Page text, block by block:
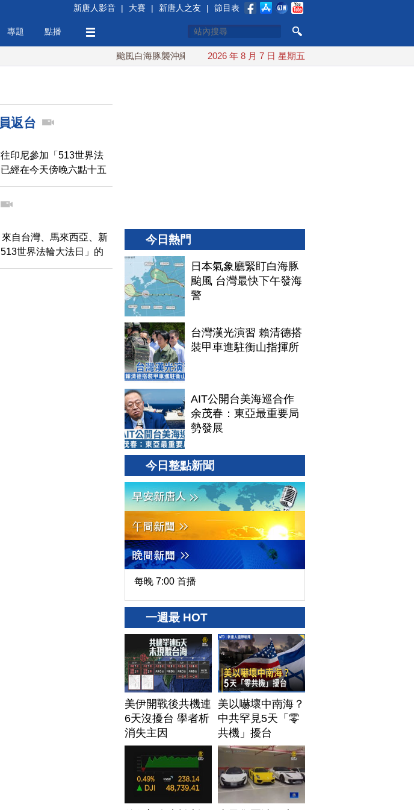
新唐人影音 | 大賽 | 新唐人之友 | 節目表
專題 點播
颱風白海豚襲沖繩 週末最近台灣 10日登陸浙江
2026 年 8 月 7 日 星期五
返台
印尼參加「513世界法
經在今天傍晚六點十五
與遊行的四十二名台灣
待，印尼方面曾試圖扣
印尼沒有提供此舉的法
法輪功學員從移民局返
時間星期天，才全數還
自台灣、馬來西亞、新
世界法輪大法日」的
籍和中華民國籍的法輪
印尼代表處交涉後，團
返回台灣。今天消息傳
今日熱門
日本氣象廳緊盯白海豚
颱風 台灣最快下午發海
警
台灣漢光演習 賴清德搭
裝甲車進駐衡山指揮所
AIT公開台美海巡合作
余茂春：東亞最重要局
勢發展
今日整點新聞
每晚 7:00 首播
一週最 HOT
美伊開戰後共機連
6天沒擾台 學者析
消失主因
美以嚇壞中南海？
中共罕見5天「零
共機」擾台